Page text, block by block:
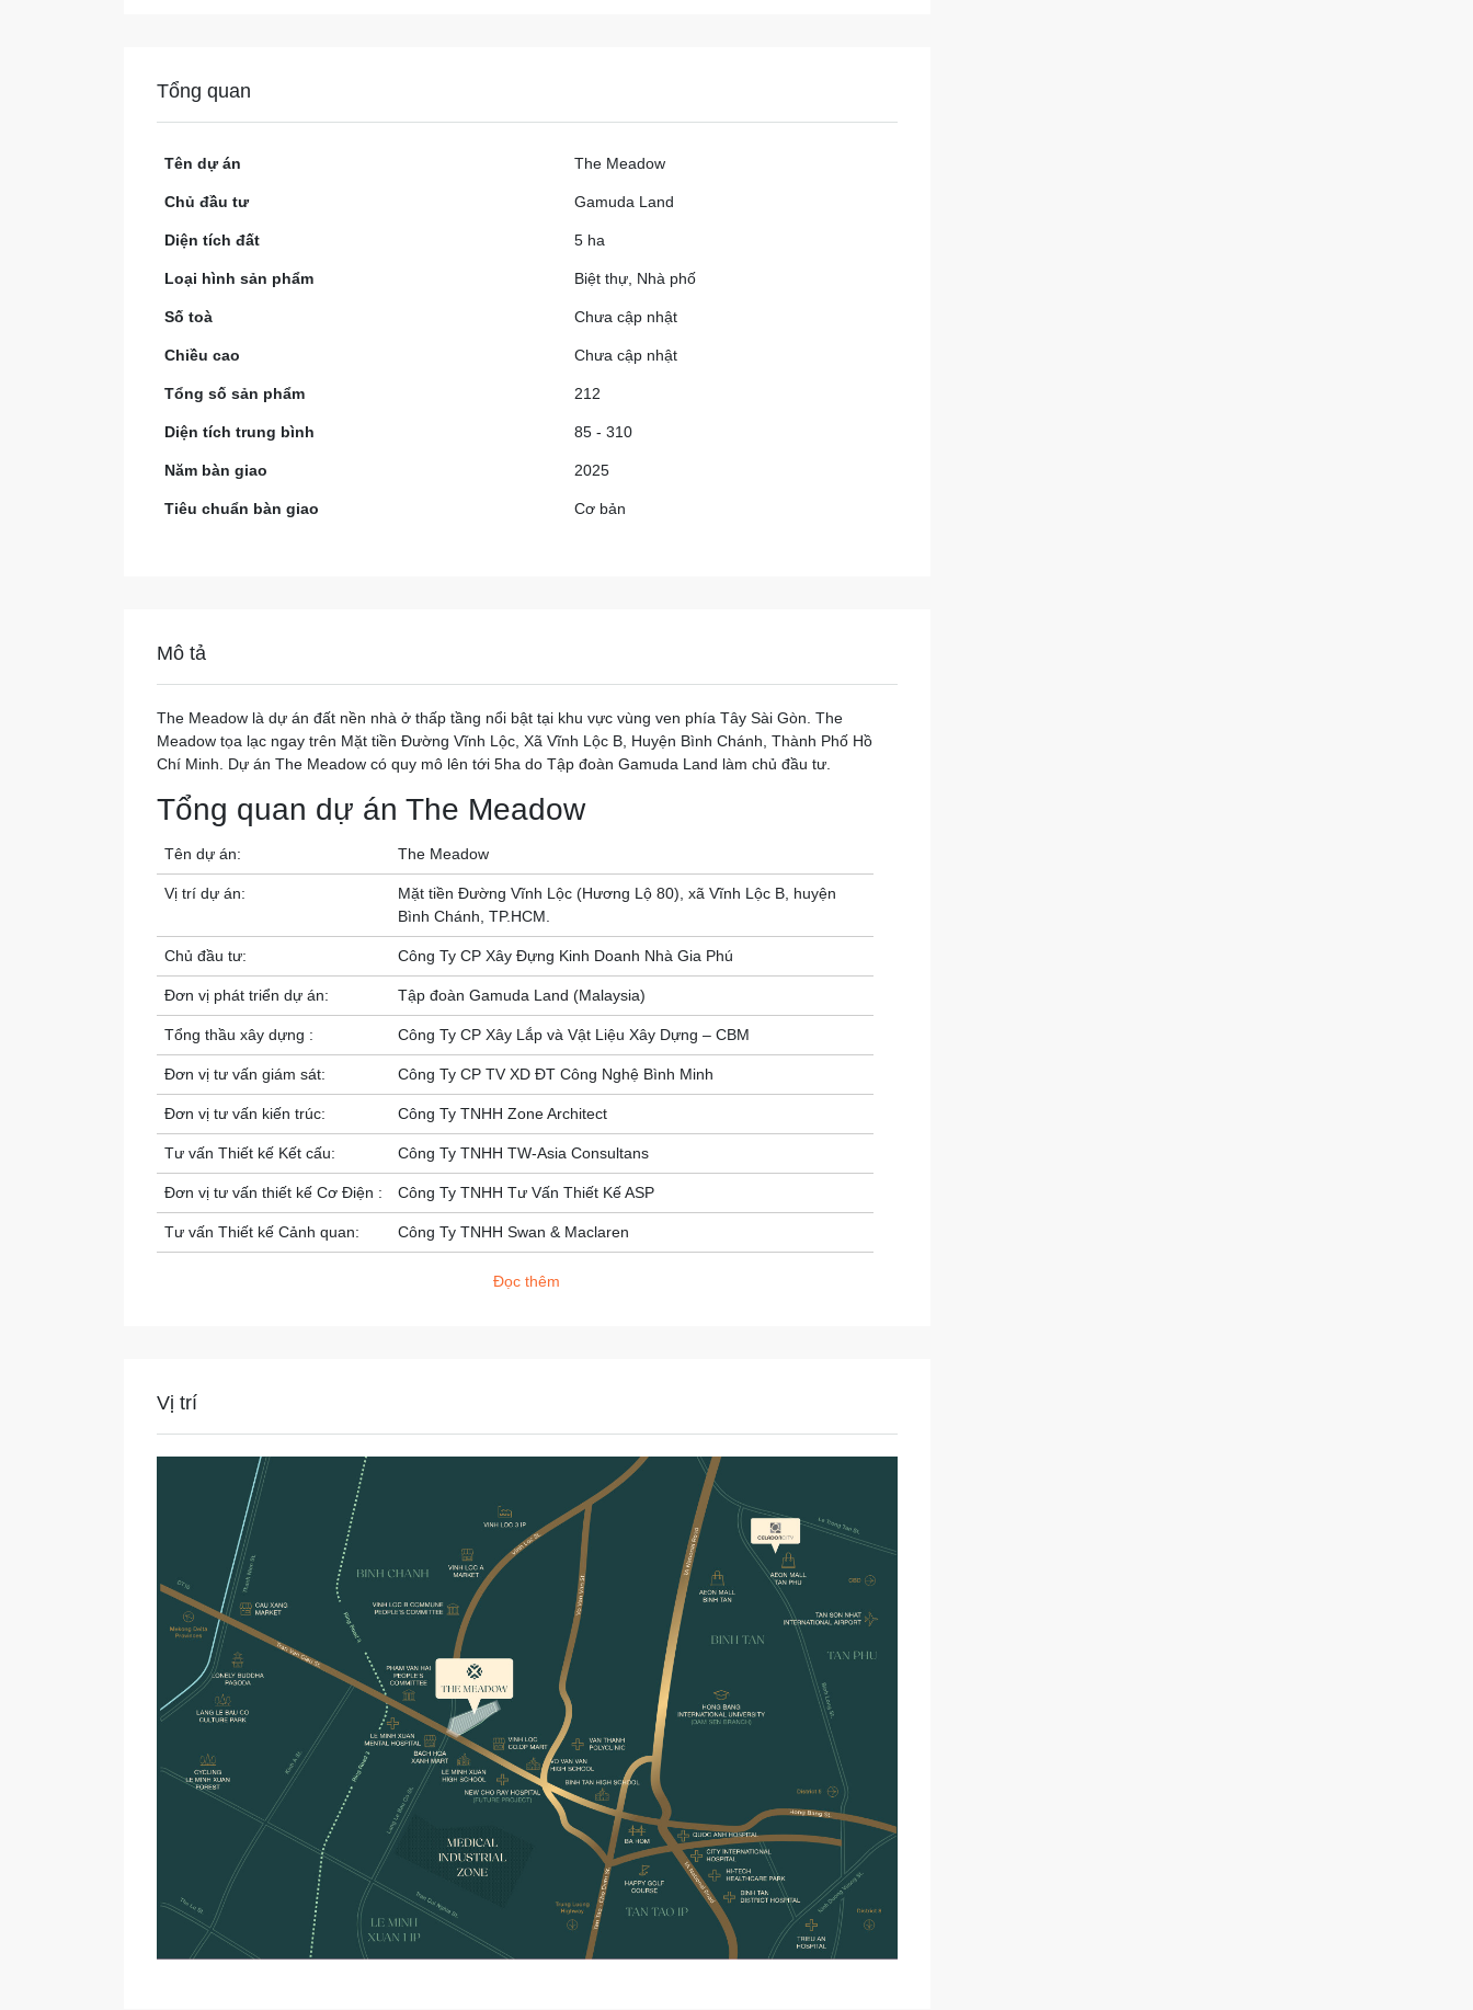
Tổng quan
Tên dự án The Meadow
Chủ đầu tư Gamuda Land
Diện tích đất 5 ha
Loại hình sản phẩm Biệt thự, Nhà phố
Số toà Chưa cập nhật
Chiều cao Chưa cập nhật
Tổng số sản phẩm 212
Diện tích trung bình 85 - 310
Năm bàn giao 2025
Tiêu chuẩn bàn giao Cơ bản
Mô tả
The Meadow là dự án đất nền nhà ở thấp tầng nổi bật tại khu vực vùng ven phía Tây Sài Gòn. The
Meadow tọa lạc ngay trên Mặt tiền Đường Vĩnh Lộc, Xã Vĩnh Lộc B, Huyện Bình Chánh, Thành Phố Hồ
Chí Minh. Dự án The Meadow có quy mô lên tới 5ha do Tập đoàn Gamuda Land làm chủ đầu tư.
Tổng quan dự án The Meadow
Tên dự án: The Meadow
Vị trí dự án:
Mặt tiền Đường Vĩnh Lộc (Hương Lộ 80), xã Vĩnh Lộc B, huyện
Bình Chánh, TP.HCM.
Chủ đầu tư: Công Ty CP Xây Đựng Kinh Doanh Nhà Gia Phú
Đơn vị phát triển dự án: Tập đoàn Gamuda Land (Malaysia)
Tổng thầu xây dựng : Công Ty CP Xây Lắp và Vật Liệu Xây Dựng – CBM
Đơn vị tư vấn giám sát: Công Ty CP TV XD ĐT Công Nghệ Bình Minh
Đơn vị tư vấn kiến trúc: Công Ty TNHH Zone Architect
Tư vấn Thiết kế Kết cấu: Công Ty TNHH TW-Asia Consultans
Đơn vị tư vấn thiết kế Cơ Điện : Công Ty TNHH Tư Vấn Thiết Kế ASP
Tư vấn Thiết kế Cảnh quan: Công Ty TNHH Swan & Maclaren
Loại hình Nhà phố:
Diện tích căn: 85m2 - 105m2
Diện tích sàn: 205m2 - 254 m2
Ngang: 5m – 8m
Dài: 10m – 18m
Loại hình Biệt thự:
Chiều cao: 3 Tầng
Loại hình: 14 căn Song Lập & 2 căn Đơn Lập
Diện tích căn: 185 – 310 m2.
Diện tích sàn: 278 – 407 m2.
Ngang: 10m – 16m
Dài: 18m – 22m
Mật độ xây dựng toàn khu: 37,2%
Thời gian sở hữu: 50 năm với khách nước ngoài & sở hữu lâu dài với khách Việt Nam
Năm khởi công:
Thời gian hoàn thành (Dự
kiến):
Tháng 5/2025
Đọc thêm
Vị trí